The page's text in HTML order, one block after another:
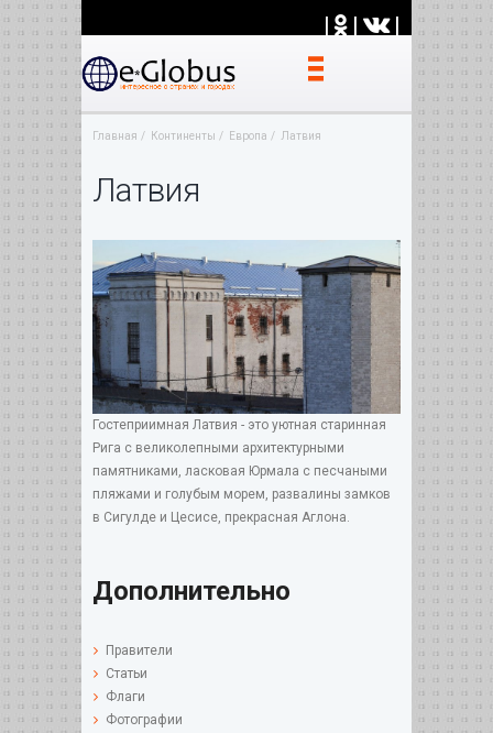
| | |
Главная Континенты Европа Латвия
Латвия
Гостеприимная Латвия - это уютная старинная
Рига с великолепными архитектурными
памятниками, ласковая Юрмала с песчаными
пляжами и голубым морем, развалины замков
в Сигулде и Цесисе, прекрасная Аглона.
Дополнительно
Правители
Статьи
Флаги
Фотографии